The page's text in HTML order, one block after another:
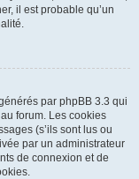
il est probable qu’un
par phpBB 3.3 qui
forum. Les cookies
(s’ils sont lus ou
par un administrateur
de connexion et de